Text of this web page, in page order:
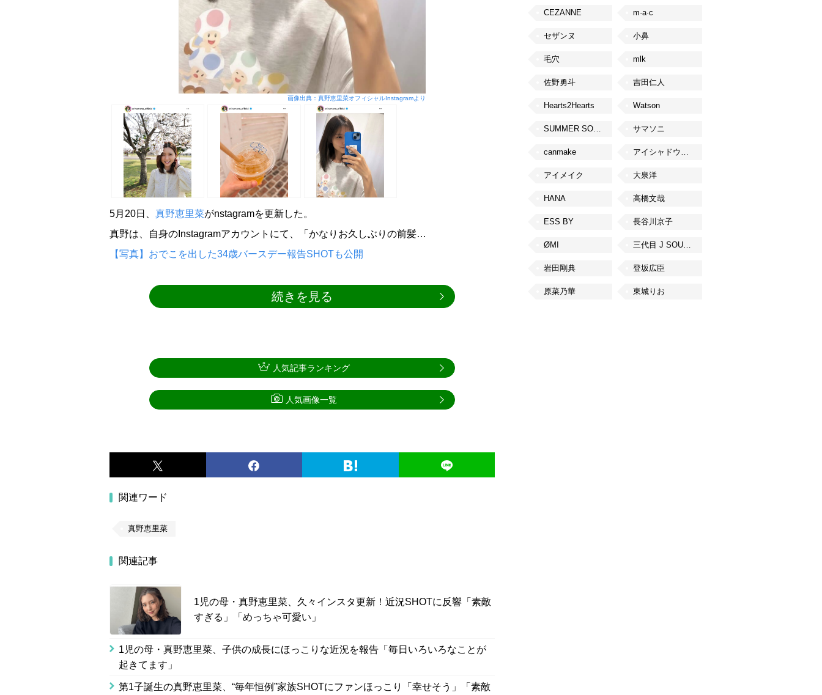
画像出典：真野恵里菜オフィシャルInstagramより
5月20日、 真野恵里菜がnstagramを更新した。
真野は、自身のInstagramアカウントにて、「かなりお久しぶりの前髪…
【写真】おでこを出した34歳バースデー報告SHOTも公開
続きを見る
関連ワード
真野恵里菜
関連記事
1児の母・真野恵里菜、久々インスタ更新！近況SHOTに反響「素敵
すぎる」「めっちゃ可愛い」
1児の母・真野恵里菜、子供の成長にほっこりな近況を報告「毎日いろいろなことが
起きてます」
第1子誕生の真野恵里菜、“毎年恒例”家族SHOTにファンほっこり「幸せそう」「素敵
人気記事ランキング
人気画像一覧
CEZANNE m·a·c
セザンヌ 小鼻
毛穴 mlk
佐野勇斗 吉田仁人
Hearts2Hearts Watson
SUMMER SONIC サマソニ
canmake アイシャドウベース
アイメイク 大泉洋
HANA 高橋文哉
ESS BY 長谷川京子
ØMI 三代目 J SOUL BROTHERS from EXILE TRIBE
岩田剛典 登坂広臣
原菜乃華 東城りお